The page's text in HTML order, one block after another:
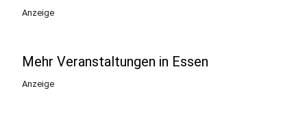
Anzeige
Mehr Veranstaltungen in Essen
Anzeige